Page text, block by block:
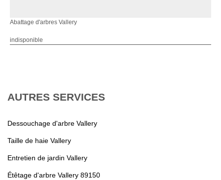
Abattage d'arbres Vallery
indisponible
AUTRES SERVICES
Dessouchage d'arbre Vallery
Taille de haie Vallery
Entretien de jardin Vallery
Étêtage d'arbre Vallery 89150